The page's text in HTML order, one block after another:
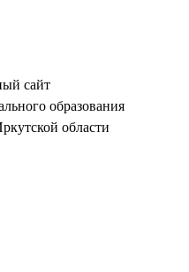
сайт
образования
области